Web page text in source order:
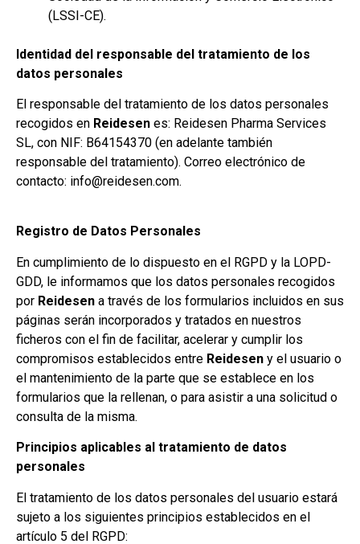
(LSSI-CE).
Identidad del responsable del tratamiento de los
datos personales
El responsable del tratamiento de los datos personales
recogidos en Reidesen es: Reidesen Pharma Services
SL, con NIF: B64154370 (en adelante también
responsable del tratamiento). Correo electrónico de
contacto: info@reidesen.com.
Registro de Datos Personales
En cumplimiento de lo dispuesto en el RGPD y la LOPD-
GDD, le informamos que los datos personales recogidos
por Reidesen a través de los formularios incluidos en sus
páginas serán incorporados y tratados en nuestros
ficheros con el fin de facilitar, acelerar y cumplir los
compromisos establecidos entre Reidesen y el usuario o
el mantenimiento de la parte que se establece en los
formularios que la rellenan, o para asistir a una solicitud o
consulta de la misma.
Principios aplicables al tratamiento de datos
personales
El tratamiento de los datos personales del usuario estará
sujeto a los siguientes principios establecidos en el
artículo 5 del RGPD: